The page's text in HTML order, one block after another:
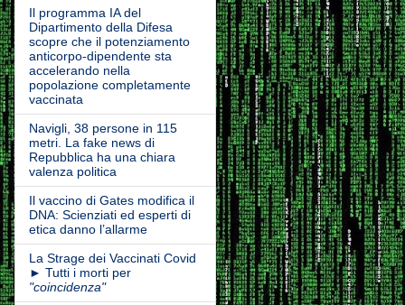
Il programma IA del
Dipartimento della Difesa
scopre che il potenziamento
anticorpo-dipendente sta
accelerando nella
popolazione completamente
vaccinata
Navigli, 38 persone in 115
metri. La fake news di
Repubblica ha una chiara
valenza politica
Il vaccino di Gates modifica il
DNA: Scienziati ed esperti di
etica danno l’allarme
La Strage dei Vaccinati Covid
► Tutti i morti per
"coincidenza"